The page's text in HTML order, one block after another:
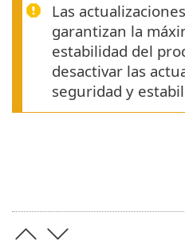
Las
garantizan la
estabilidad del
desactivar las
seguridad y